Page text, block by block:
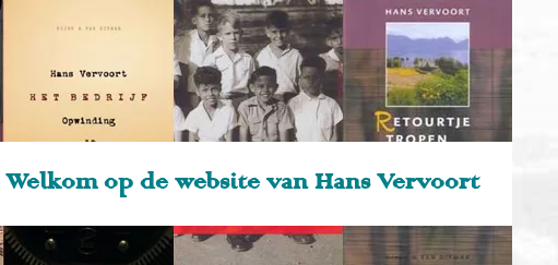
Welkom op de website van Hans Vervoort